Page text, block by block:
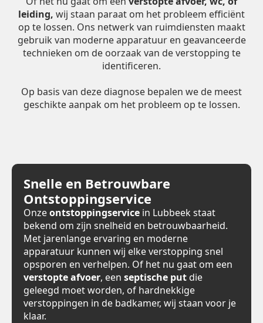
leiding, wij staan paraat om het probleem efficiënt
op te lossen. Ons netwerk van ruimdiensten maakt
gebruik van moderne apparatuur en geavanceerde
technieken om de oorzaak van de verstopping te
identificeren.
Op basis van deze diagnose bepalen we de meest
geschikte aanpak om het probleem op te lossen.
Snelle en Betrouwbare
Ontstoppingservice
Onzeontstoppingservice in Lubbeek staat
bekend om zijn snelheid en betrouwbaarheid.
Met jarenlange ervaring en moderne
apparatuur kunnen wij elke verstopping snel
opsporen en verhelpen. Of het nu gaat om een
verstopte afvoer, een septische put die
geleegd moet worden, of hardnekkige
verstoppingen in de badkamer, wij staan voor je
klaar.